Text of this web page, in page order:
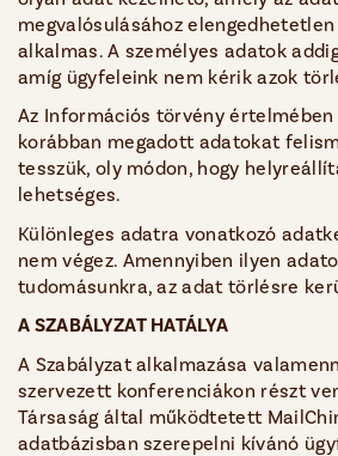
megvalósulásához
alkalmas. A személyes adatok
amíg ügyfeleink nem kérik azok
Az Információs törvény
korábban megadott adatokat
tesszük, oly módon, hogy
lehetséges.
Különleges adatra vonatkozó
nem végez. Amennyiben ilyen
tudomásunkra, az adat törlésre
A SZABÁLYZAT HATÁLYA
A Szabályzat alkalmazása
szervezett konferenciákon részt
Társaság által működtetett
adatbázisban szerepelni kívánó